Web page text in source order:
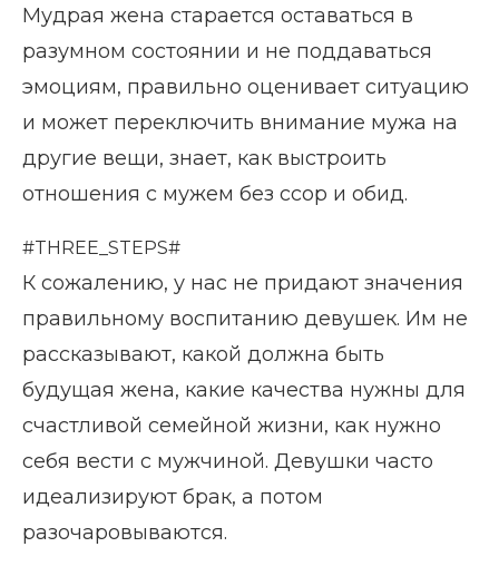
Мудрая жена старается оставаться в
разумном состоянии и не поддаваться
эмоциям, правильно оценивает ситуацию
и может переключить внимание мужа на
другие вещи, знает, как выстроить
отношения с мужем без ссор и обид.
#THREE_STEPS#
К сожалению, у нас не придают значения
правильному воспитанию девушек. Им не
рассказывают, какой должна быть
будущая жена, какие качества нужны для
счастливой семейной жизни, как нужно
себя вести с мужчиной. Девушки часто
идеализируют брак, а потом
разочаровываются.